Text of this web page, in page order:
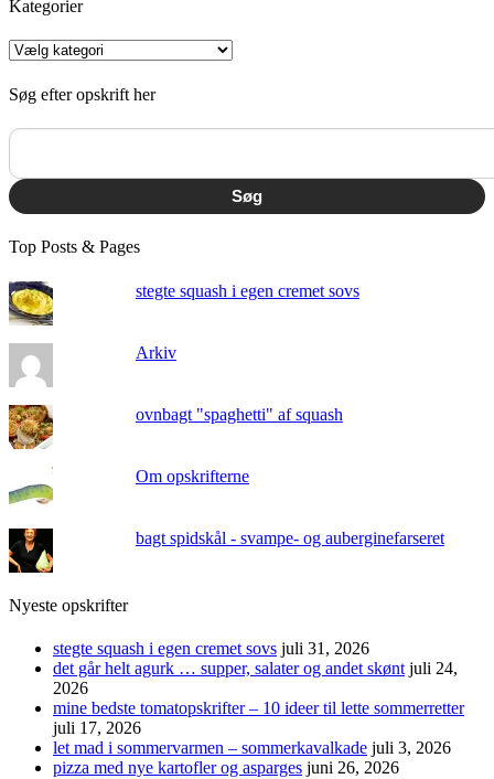
Kategorier
Kategorier
Søg efter opskrift her
Søg
Top Posts & Pages
stegte squash i egen cremet sovs
Arkiv
ovnbagt "spaghetti" af squash
Om opskrifterne
bagt spidskål - svampe- og auberginefarseret
Nyeste opskrifter
stegte squash i egen cremet sovs juli 31, 2026
det går helt agurk … supper, salater og andet skønt juli 24,
2026
mine bedste tomatopskrifter – 10 ideer til lette sommerretter
juli 17, 2026
let mad i sommervarmen – sommerkavalkade juli 3, 2026
pizza med nye kartofler og asparges juni 26, 2026